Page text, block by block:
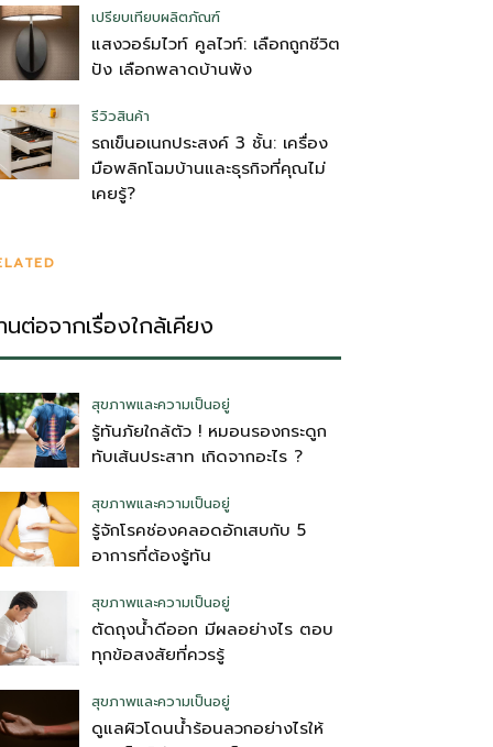
เปรียบเทียบผลิตภัณฑ์
แสงวอร์มไวท์ คูลไวท์: เลือกถูกชีวิต
ปัง เลือกพลาดบ้านพัง
รีวิวสินค้า
รถเข็นอเนกประสงค์ 3 ชั้น: เครื่อง
มือพลิกโฉมบ้านและธุรกิจที่คุณไม่
เคยรู้?
นต่อจากเรื่องใกล้เคียง
สุขภาพและความเป็นอยู่
รู้ทันภัยใกล้ตัว ! หมอนรองกระดูก
ทับเส้นประสาท เกิดจากอะไร ?
สุขภาพและความเป็นอยู่
รู้จักโรคช่องคลอดอักเสบกับ 5
อาการที่ต้องรู้ทัน
สุขภาพและความเป็นอยู่
ตัดถุงน้ําดีออก มีผลอย่างไร ตอบ
ทุกข้อสงสัยที่ควรรู้
สุขภาพและความเป็นอยู่
ดูแลผิวโดนน้ำร้อนลวกอย่างไรให้